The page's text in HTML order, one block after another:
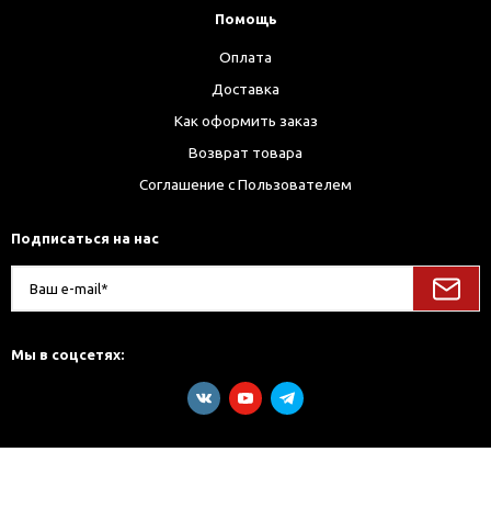
Помощь
Оплата
Доставка
Как оформить заказ
Возврат товара
Соглашение с Пользователем
Подписаться на нас
Мы в соцсетях: